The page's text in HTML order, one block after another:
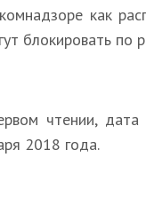
как
блокировать по
чтении,
2018 года.